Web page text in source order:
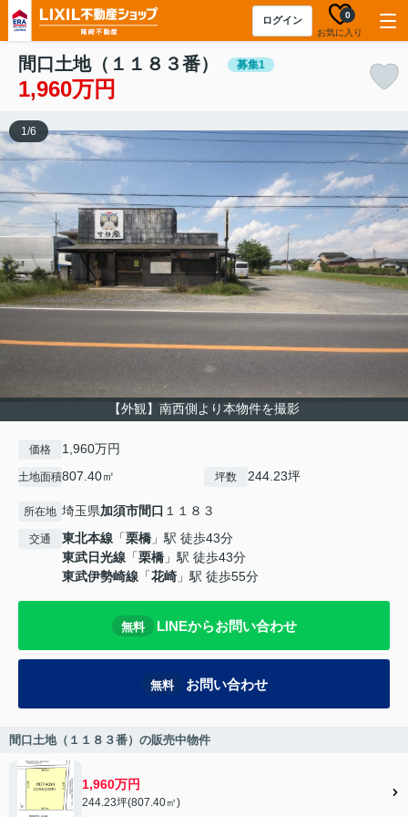
ログイン
お気に入り
0
間口土地（１１８３番） 募集1
1,960万円
【外観】南西側より本物件を撮影
1/6
価格 1,960万円
土地面積807.40㎡ 坪数 244.23坪
所在地 埼玉県加須市間口 １１８３
交通 東北本線 「栗橋 」駅 徒歩43分
東武日光線 「栗橋 」駅 徒歩43分
東武伊勢崎線 「花崎 」駅 徒歩55分
無料 LINEからお問い合わせ
無料 お問い合わせ
間口土地（１１８３番）の販売中物件
1,960万円
244.23坪(807.40㎡)